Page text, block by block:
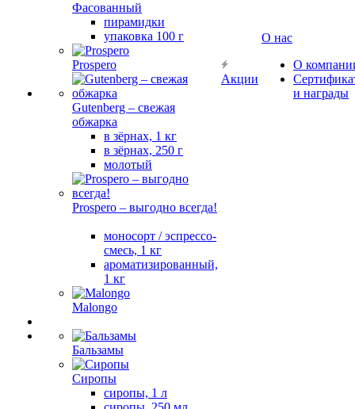
Фасованный
пирамидки
упаковка 100 г
Prospero
Gutenberg – свежая
обжарка
в зёрнах, 1 кг
в зёрнах, 250 г
молотый
Prospero – выгодно всегда!
моносорт / эспрессо-
смесь, 1 кг
ароматизированный,
1 кг
Malongo
Бальзамы
Сиропы
сиропы, 1 л
Акции
О нас
О
и награды